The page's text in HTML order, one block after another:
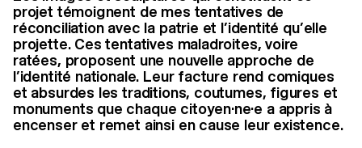
projet témoignent de mes tentatives de
réconciliation avec la patrie et l’identité qu’elle
projette. Ces tentatives maladroites, voire
ratées, proposent une nouvelle approche de
l’identité nationale. Leur facture rend comiques
et absurdes les traditions, coutumes, figures et
monuments que chaque citoyen·ne·e a appris à
encenser et remet ainsi en cause leur existence.